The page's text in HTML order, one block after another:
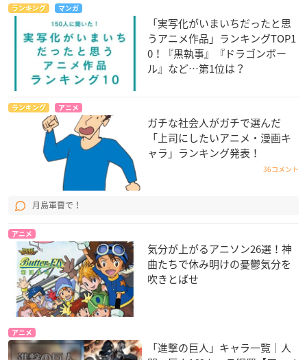
ランキング マンガ
「実写化がいまいちだったと思
うアニメ作品」ランキングTOP1
0！『黒執事』『ドラゴンボー
ル』など…第1位は？
ランキング アニメ
ガチな社会人がガチで選んだ
「上司にしたいアニメ・漫画キ
ャラ」ランキング発表！
36コメント
月島軍曹で！
アニメ
気分が上がるアニソン26選！神
曲たちで休み明けの憂鬱気分を
吹きとばせ
アニメ
「進撃の巨人」キャラ一覧｜人